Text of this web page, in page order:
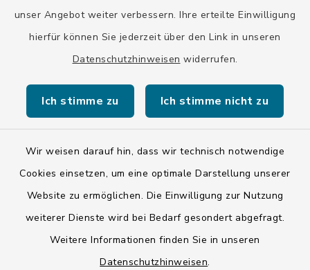
unser Angebot weiter verbessern. Ihre erteilte Einwilligung
hierfür können Sie jederzeit über den Link in unseren
Datenschutzhinweisen widerrufen.
Ich stimme zu Ich stimme nicht zu
Wir weisen darauf hin, dass wir technisch notwendige
Cookies einsetzen, um eine optimale Darstellung unserer
Website zu ermöglichen. Die Einwilligung zur Nutzung
weiterer Dienste wird bei Bedarf gesondert abgefragt.
Weitere Informationen finden Sie in unseren
Datenschutzhinweisen.
Kontakt
Barrierefreiheit
Impressum
ISIS 12
Sitemap